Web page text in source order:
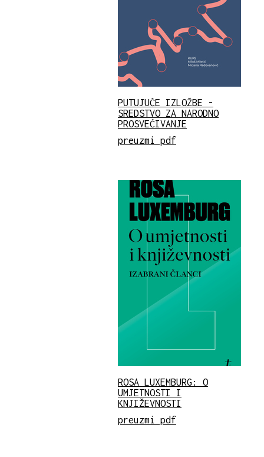
PUTUJUĆE IZLOŽBE -
SREDSTVO ZA NARODNO
PROSVEĆIVANJE
preuzmi pdf
ROSA LUXEMBURG: O
UMJETNOSTI I
KNJIŽEVNOSTI
preuzmi pdf